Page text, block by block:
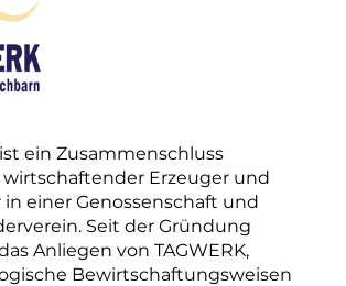
ist ein Zusammenschluss
Erzeuger und
in einer Genossenschaft und
Seit der Gründung
Anliegen von TAGWERK,
Bewirtschaftungsweisen